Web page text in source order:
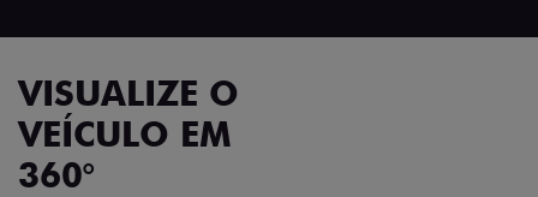
VISUALIZE O
VEÍCULO EM
360°